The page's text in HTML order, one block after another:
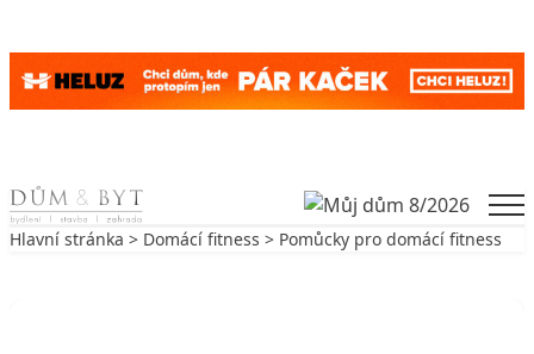
Skip to content
Hlavní stránka > Domácí fitness > Pomůcky pro domácí fitness